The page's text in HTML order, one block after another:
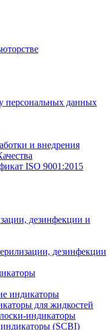
персональных данных
и внедрения
ISO 9001:2015
дезинфекции и
дезинфекции
индикаторы
для жидкостей
индикаторы
(SCBI)